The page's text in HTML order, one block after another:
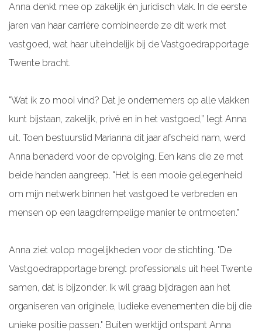
Anna denkt mee op zakelijk én juridisch vlak. In de eerste
jaren van haar carrière combineerde ze dit werk met
vastgoed, wat haar uiteindelijk bij de Vastgoedrapportage
Twente bracht.
"Wat ik zo mooi vind? Dat je ondernemers op alle vlakken
kunt bijstaan, zakelijk, privé en in het vastgoed,” legt Anna
uit. Toen bestuurslid Marianna dit jaar afscheid nam, werd
Anna benaderd voor de opvolging. Een kans die ze met
beide handen aangreep. "Het is een mooie gelegenheid
om mijn netwerk binnen het vastgoed te verbreden en
mensen op een laagdrempelige manier te ontmoeten."
Anna ziet volop mogelijkheden voor de stichting. "De
Vastgoedrapportage brengt professionals uit heel Twente
samen, dat is bijzonder. Ik wil graag bijdragen aan het
organiseren van originele, ludieke evenementen die bij die
unieke positie passen." Buiten werktijd ontspant Anna